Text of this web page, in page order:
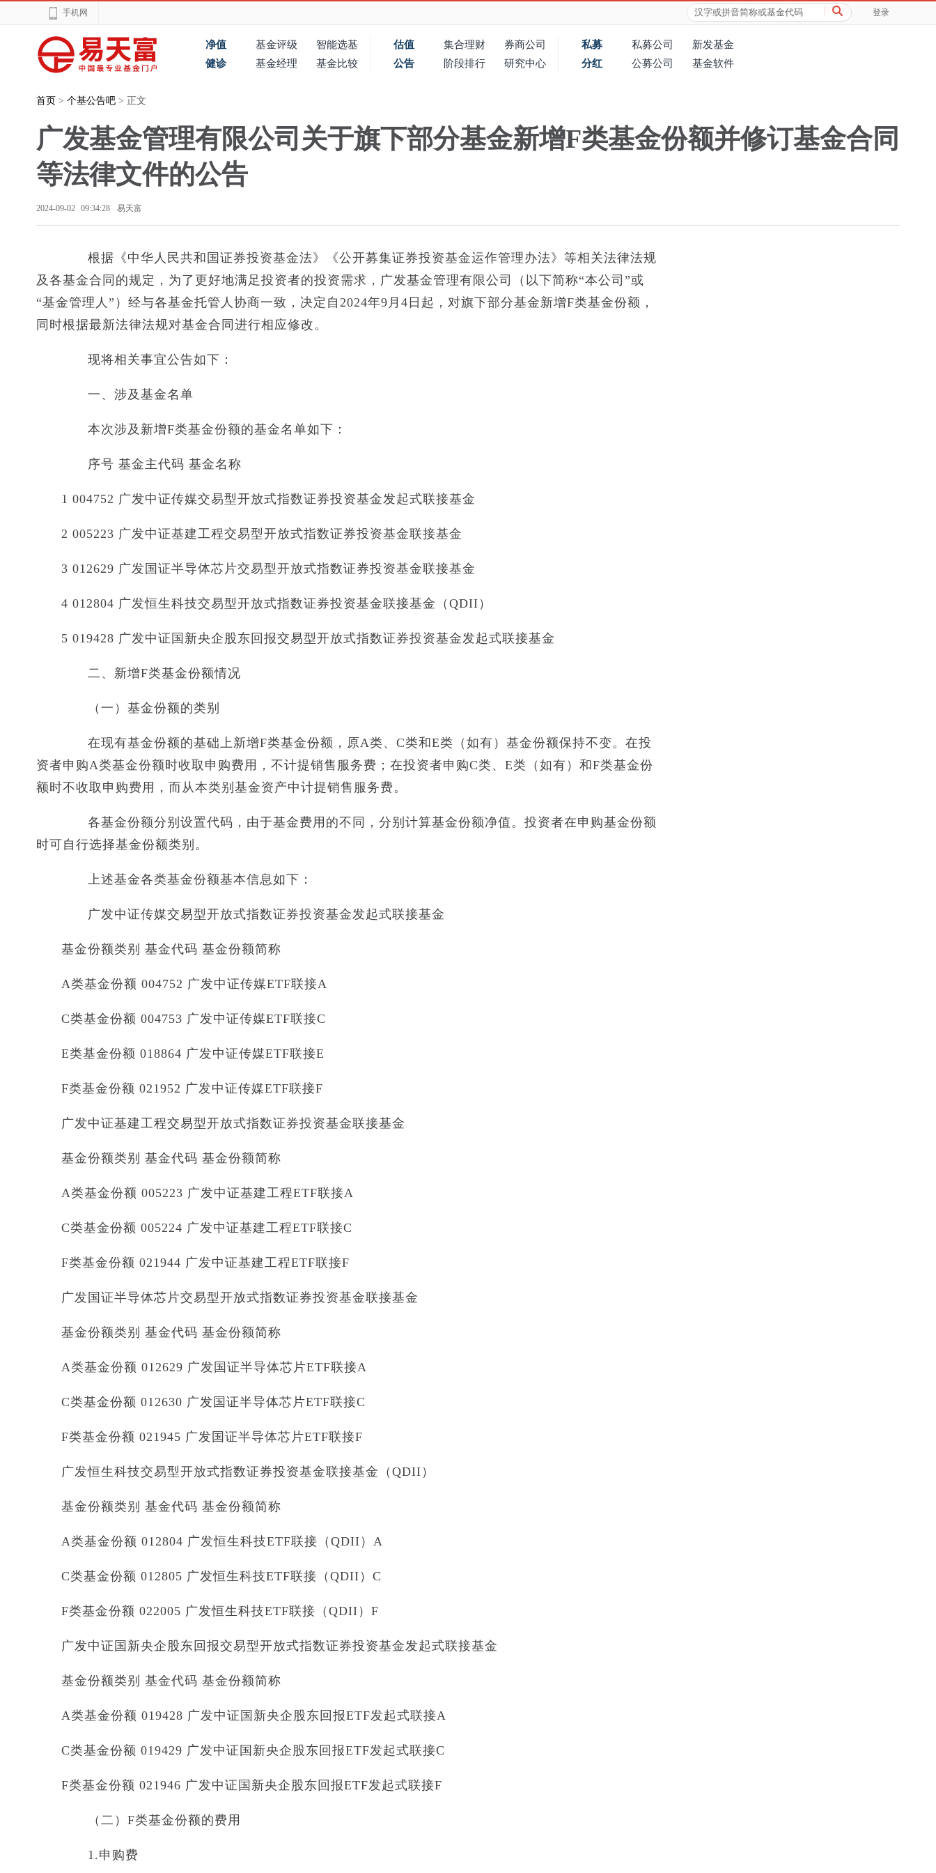
手机网 登录
净值 基金评级
智能选基
健诊
基金经理 基金比较
估值 集合理财
券商公司
公告
阶段排行 研究中心
私募 私募公司
新发基金
分红
公募公司 基金软件
首页 > 个基公告吧 > 正文
广发基金管理有限公司关于旗下部分基金新增F类基金份额并修订基金合同
等法律文件的公告
2024-09-02 09:34:28 易天富
根据《中华人民共和国证券投资基金法》《公开募集证券投资基金运作管理办法》等相关法律法规
及各基金合同的规定，为了更好地满足投资者的投资需求，广发基金管理有限公司（以下简称“本公司”或
“基金管理人”）经与各基金托管人协商一致，决定自2024年9月4日起，对旗下部分基金新增F类基金份额，
同时根据最新法律法规对基金合同进行相应修改。
现将相关事宜公告如下：
一、涉及基金名单
本次涉及新增F类基金份额的基金名单如下：
序号 基金主代码 基金名称
1 004752 广发中证传媒交易型开放式指数证券投资基金发起式联接基金
2 005223 广发中证基建工程交易型开放式指数证券投资基金联接基金
3 012629 广发国证半导体芯片交易型开放式指数证券投资基金联接基金
4 012804 广发恒生科技交易型开放式指数证券投资基金联接基金（QDII）
5 019428 广发中证国新央企股东回报交易型开放式指数证券投资基金发起式联接基金
二、新增F类基金份额情况
（一）基金份额的类别
在现有基金份额的基础上新增F类基金份额，原A类、C类和E类（如有）基金份额保持不变。在投
资者申购A类基金份额时收取申购费用，不计提销售服务费；在投资者申购C类、E类（如有）和F类基金份
额时不收取申购费用，而从本类别基金资产中计提销售服务费。
各基金份额分别设置代码，由于基金费用的不同，分别计算基金份额净值。投资者在申购基金份额
时可自行选择基金份额类别。
上述基金各类基金份额基本信息如下：
广发中证传媒交易型开放式指数证券投资基金发起式联接基金
基金份额类别 基金代码 基金份额简称
A类基金份额 004752 广发中证传媒ETF联接A
C类基金份额 004753 广发中证传媒ETF联接C
E类基金份额 018864 广发中证传媒ETF联接E
F类基金份额 021952 广发中证传媒ETF联接F
广发中证基建工程交易型开放式指数证券投资基金联接基金
基金份额类别 基金代码 基金份额简称
A类基金份额 005223 广发中证基建工程ETF联接A
C类基金份额 005224 广发中证基建工程ETF联接C
F类基金份额 021944 广发中证基建工程ETF联接F
广发国证半导体芯片交易型开放式指数证券投资基金联接基金
基金份额类别 基金代码 基金份额简称
A类基金份额 012629 广发国证半导体芯片ETF联接A
C类基金份额 012630 广发国证半导体芯片ETF联接C
F类基金份额 021945 广发国证半导体芯片ETF联接F
广发恒生科技交易型开放式指数证券投资基金联接基金（QDII）
基金份额类别 基金代码 基金份额简称
A类基金份额 012804 广发恒生科技ETF联接（QDII）A
C类基金份额 012805 广发恒生科技ETF联接（QDII）C
F类基金份额 022005 广发恒生科技ETF联接（QDII）F
广发中证国新央企股东回报交易型开放式指数证券投资基金发起式联接基金
基金份额类别 基金代码 基金份额简称
A类基金份额 019428 广发中证国新央企股东回报ETF发起式联接A
C类基金份额 019429 广发中证国新央企股东回报ETF发起式联接C
F类基金份额 021946 广发中证国新央企股东回报ETF发起式联接F
（二）F类基金份额的费用
1.申购费